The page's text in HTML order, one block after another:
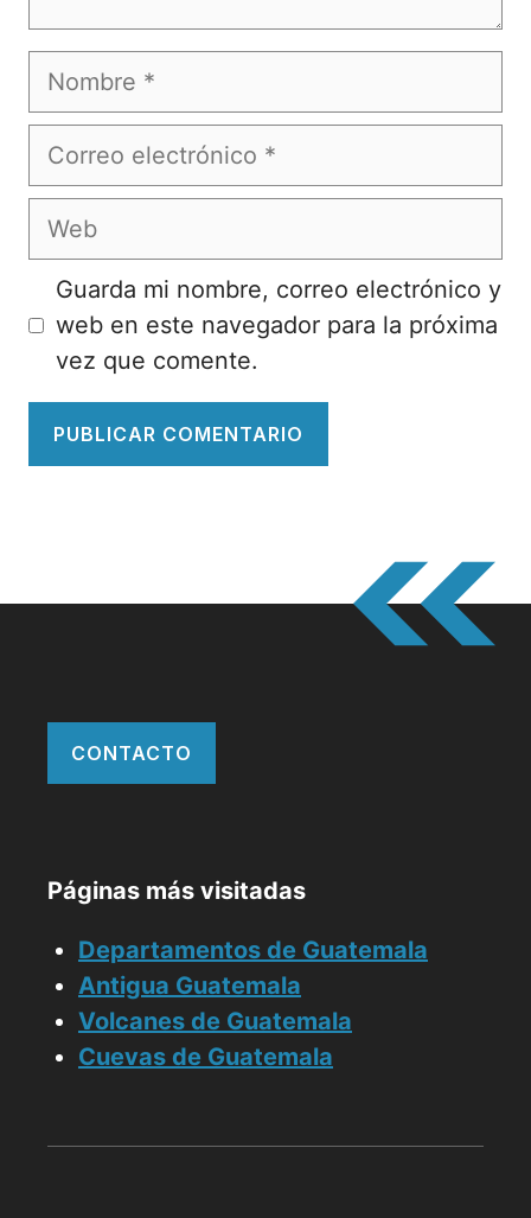
Nombre
Correo
Web
Guarda mi nombre, correo electrónico y
web en este navegador para la próxima
vez que comente.
CONTACTO
Páginas más visitadas
Departamentos de Guatemala
Antigua Guatemala
Volcanes de Guatemala
Cuevas de Guatemala